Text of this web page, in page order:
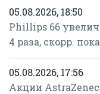
05.08.2026, 18:50
Phillips 66
4 раза, скорр.
05.08.2026, 17:56
Акции